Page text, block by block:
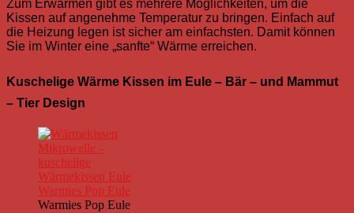
Zum Erwärmen gibt es mehrere Möglichkeiten, um die
Kissen auf angenehme Temperatur zu bringen. Einfach auf
die Heizung legen ist sicher am einfachsten. Damit können
Sie im Winter eine „sanfte“ Wärme erreichen.
Kuschelige Wärme Kissen im Eule – Bär – und Mammut
– Tier Design
Warmies Pop Eule